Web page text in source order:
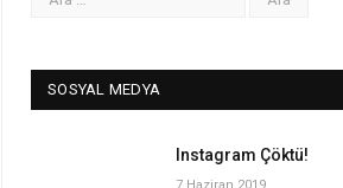
SOSYAL MEDYA
Instagram Çöktü!
7 Haziran 2019